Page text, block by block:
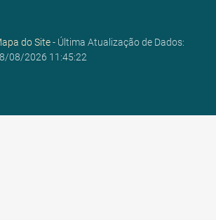
do Site- Última Atualização de Dados:
08/2026 11:45:22